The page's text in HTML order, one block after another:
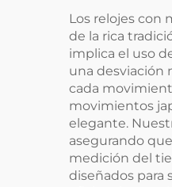
Los relojes con
de la rica
implica el uso
una desviación
cada
movimientos
elegante.
asegurando
medición del
diseñados para